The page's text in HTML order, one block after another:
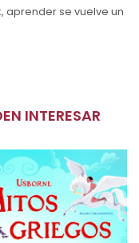
aprender se vuelve un
INTERESAR